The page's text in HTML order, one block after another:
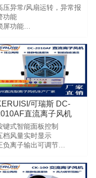
压异常/风扇运转，异常报
功能
屏功能
动清洁离子针功能
智能联网实时监控功能
可瑞斯 DC-
直流离子风机
键式智能面板控制
档风量实时显示
负离子输出可调节
锁键功能